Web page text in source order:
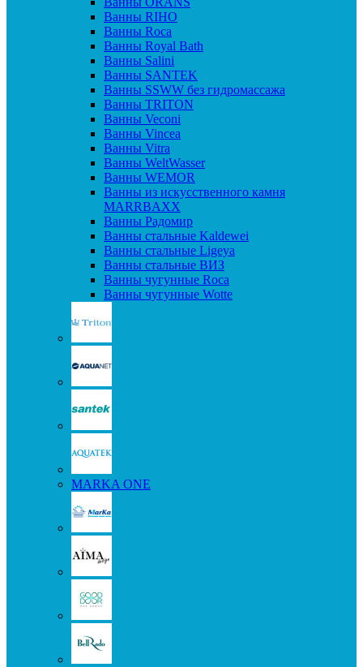
Ванны RIHO
Ванны Roca
Ванны Royal Bath
Ванны Salini
Ванны SANTEK
Ванны SSWW без гидромассажа
Ванны TRITON
Ванны Veconi
Ванны Vincea
Ванны Vitra
Ванны WeltWasser
Ванны WEMOR
Ванны из искусственного камня
MARRBAXX
Ванны Радомир
Ванны стальные Kaldewei
Ванны стальные Ligeya
Ванны стальные ВИЗ
Ванны чугунные Roca
Ванны чугунные Wotte
MARKA ONE